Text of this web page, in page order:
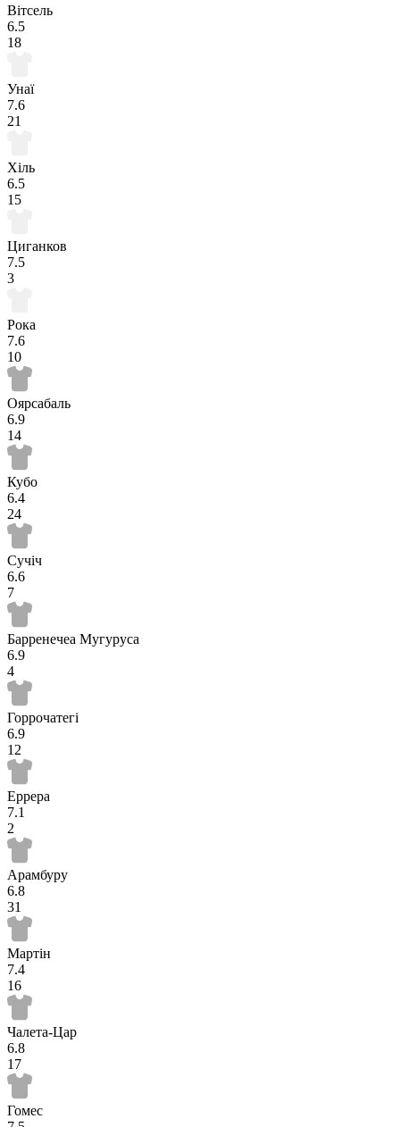
Вітсель
6.5
18
Унаї
7.6
21
Хіль
6.5
15
Циганков
7.5
3
Рока
7.6
10
Оярсабаль
6.9
14
Кубо
6.4
24
Сучіч
6.6
7
Барренечеа Мугуруса
6.9
4
Горрочатегі
6.9
12
Еррера
7.1
2
Арамбуру
6.8
31
Мартін
7.4
16
Чалета-Цар
6.8
17
Гомес